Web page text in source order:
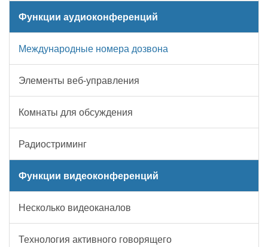
Функции аудиоконференций
Международные номера дозвона
Элементы веб-управления
Комнаты для обсуждения
Радиостриминг
Функции видеоконференций
Несколько видеоканалов
Технология активного говорящего